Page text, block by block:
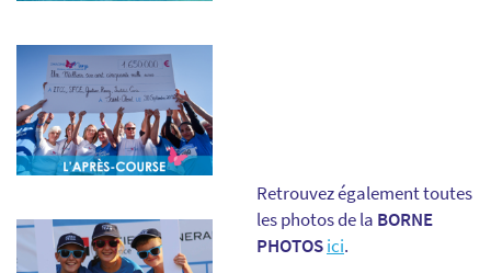
Retrouvez également toutes
les photos de la BORNE
PHOTOSici.